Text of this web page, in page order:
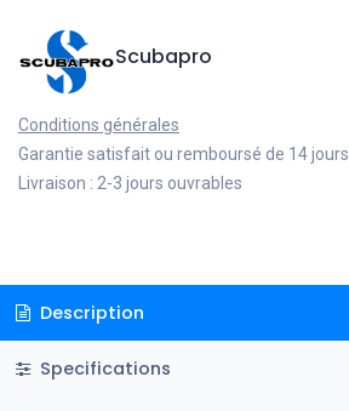
Scubapro
Conditions générales
Garantie satisfait ou remboursé de 14 jours
Livraison : 2-3 jours ouvrables
Description
Specifications